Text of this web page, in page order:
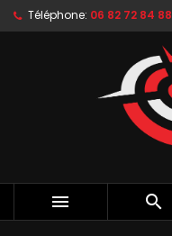
Téléphone: 06 82 72 84 88
 